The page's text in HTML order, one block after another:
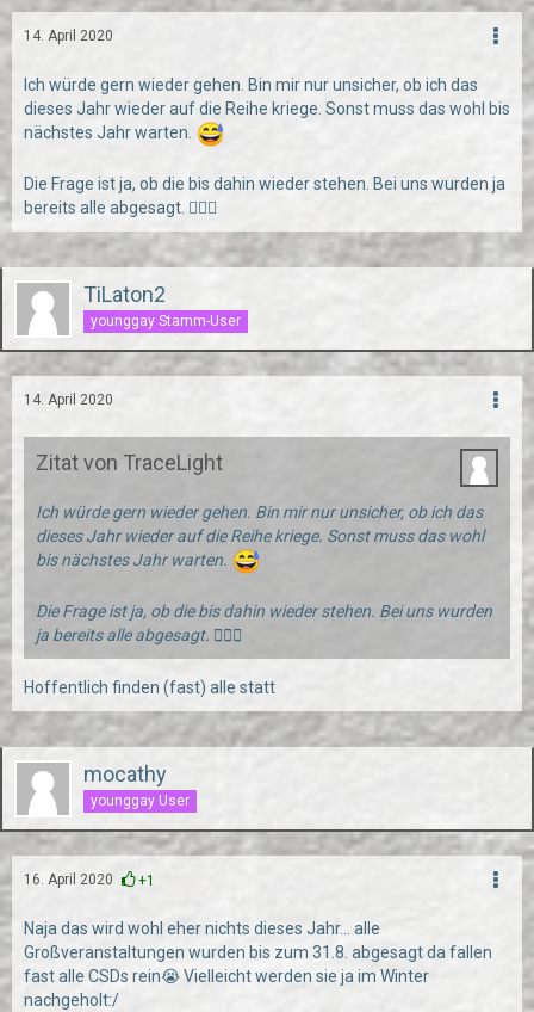
14. April 2020
Ich würde gern wieder gehen. Bin mir nur unsicher, ob ich das
dieses Jahr wieder auf die Reihe kriege. Sonst muss das wohl bis
nächstes Jahr warten.
Die Frage ist ja, ob die bis dahin wieder stehen. Bei uns wurden ja
bereits alle abgesagt. 🤷🏻‍♂️
TiLaton2
younggay Stamm-User
14. April 2020
Zitat von TraceLight
Ich würde gern wieder gehen. Bin mir nur unsicher, ob ich das
dieses Jahr wieder auf die Reihe kriege. Sonst muss das wohl
bis nächstes Jahr warten.
Die Frage ist ja, ob die bis dahin wieder stehen. Bei uns wurden
ja bereits alle abgesagt. 🤷🏻‍♂️
Hoffentlich finden (fast) alle statt
mocathy
younggay User
16. April 2020 +1
Naja das wird wohl eher nichts dieses Jahr... alle
Großveranstaltungen wurden bis zum 31.8. abgesagt da fallen
fast alle CSDs rein😭 Vielleicht werden sie ja im Winter
nachgeholt:/